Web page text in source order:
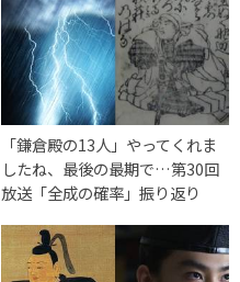
「鎌倉殿の13人」やってくれま
したね、最後の最期で…第30回
放送「全成の確率」振り返り